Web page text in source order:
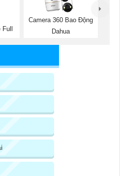
Camera 360 Bao Động
Dahua